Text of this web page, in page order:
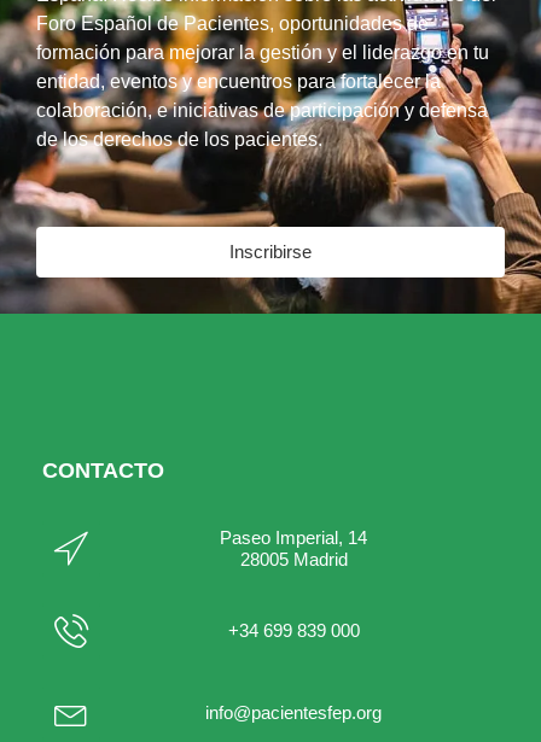
Foro Español de Pacientes, oportunidades de
formación para mejorar la gestión y el liderazgo en tu
entidad, eventos y encuentros para fortalecer la
colaboración, e iniciativas de participación y defensa
de los derechos de los pacientes.
Inscribirse
CONTACTO
Paseo Imperial, 14
28005 Madrid
+34 699 839 000
info@pacientesfep.org